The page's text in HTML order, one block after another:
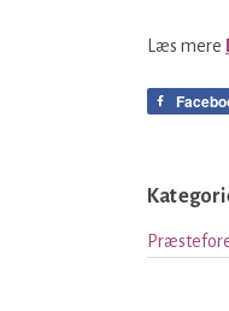
Læs mere